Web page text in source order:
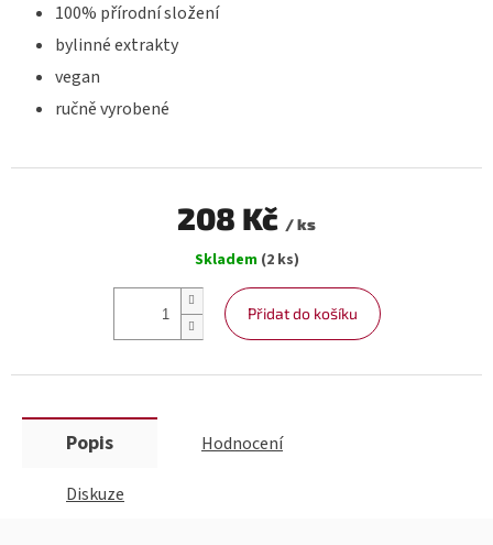
100% přírodní složení
bylinné extrakty
vegan
ručně vyrobené
208 Kč / ks
cena:
Skladem (2 ks)
Přidat do košíku
Popis Hodnocení
Diskuze